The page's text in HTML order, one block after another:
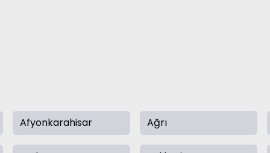
Afyonkarahisar Ağrı